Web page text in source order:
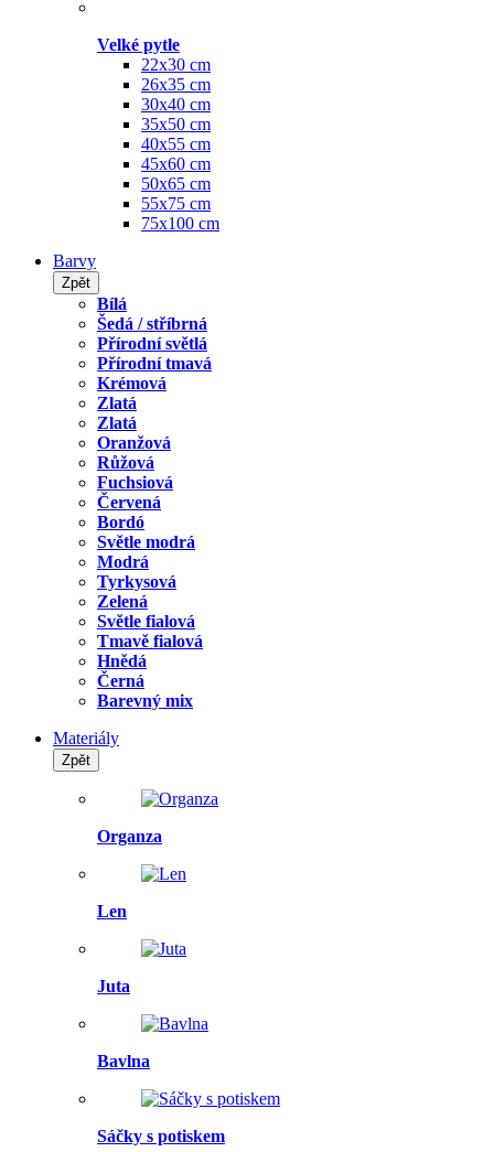
Velké pytle
22x30 cm
26x35 cm
30x40 cm
35x50 cm
40x55 cm
45x60 cm
50x65 cm
55x75 cm
75x100 cm
Barvy
Zpět
Bílá
Šedá / stříbrná
Přírodní světlá
Přírodní tmavá
Krémová
Zlatá
Zlatá
Oranžová
Růžová
Fuchsiová
Červená
Bordó
Světle modrá
Modrá
Tyrkysová
Zelená
Světle fialová
Tmavě fialová
Hnědá
Černá
Barevný mix
Materiály
Zpět
Organza
Len
Juta
Bavlna
Sáčky s potiskem